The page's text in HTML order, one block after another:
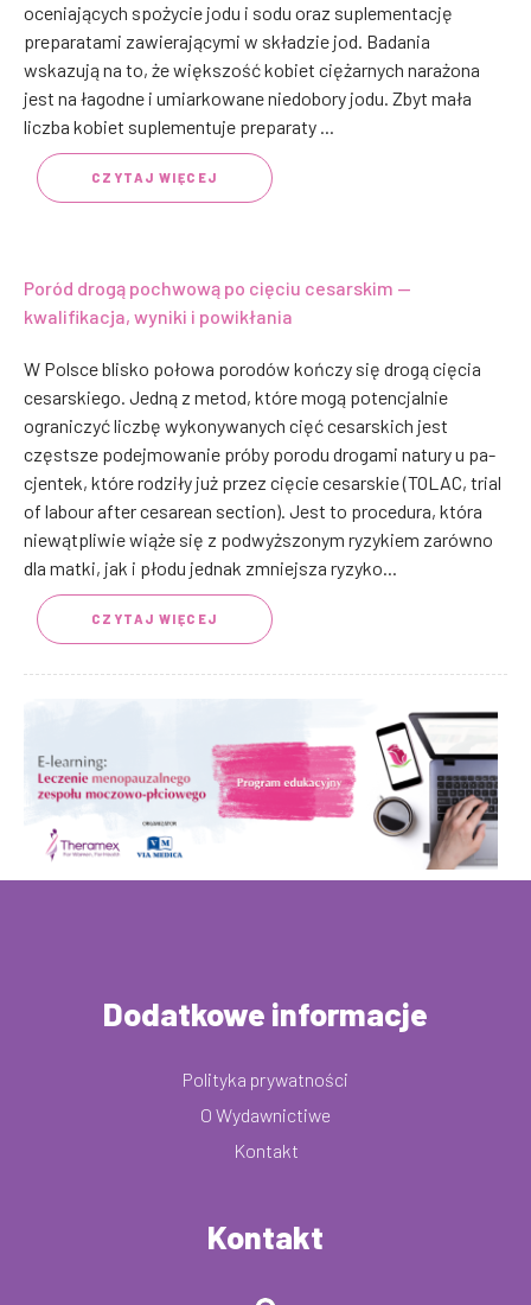
oceniających spożycie jodu i sodu oraz suplementację
preparatami zawierającymi w składzie jod. Badania
wskazują na to, że większość kobiet ciężarnych narażona
jest na łagodne i umiarkowane niedobory jodu. Zbyt mała
liczba kobiet suplementuje preparaty ...
CZYTAJ WIĘCEJ
Poród drogą pochwową po cięciu cesarskim —
kwalifikacja, wyniki i powikłania
W Polsce blisko połowa porodów kończy się drogą cięcia
cesarskiego. Jedną z metod, które mogą potencjalnie
ograniczyć liczbę wykonywanych cięć cesarskich jest
częstsze podejmowanie próby porodu drogami natury u pa­
cjentek, które rodziły już przez cięcie cesarskie (TOLAC, trial
of labour after cesarean section). Jest to procedura, która
niewątpliwie wiąże się z podwyższonym ryzykiem zarówno
dla matki, jak i płodu jednak zmniejsza ryzyko...
CZYTAJ WIĘCEJ
Dodatkowe informacje
Polityka prywatności
O Wydawnictiwe
Kontakt
Kontakt